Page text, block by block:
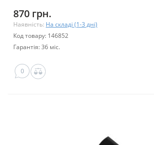
870 грн.
Наявність: На складі (1-3 дні)
Код товару: 146852
Гарантія: 36 міс.
0